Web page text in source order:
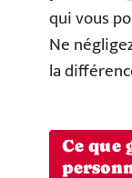
qui vous
Ne
la
Ce que